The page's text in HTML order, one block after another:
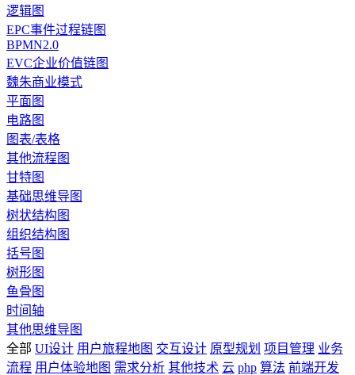
逻辑图
EPC事件过程链图
BPMN2.0
EVC企业价值链图
魏朱商业模式
平面图
电路图
图表/表格
其他流程图
甘特图
基础思维导图
树状结构图
组织结构图
括号图
树形图
鱼骨图
时间轴
其他思维导图
全部 UI设计 用户旅程地图 交互设计 原型规划 项目管理 业务
流程 用户体验地图 需求分析 其他技术 云 php 算法 前端开发